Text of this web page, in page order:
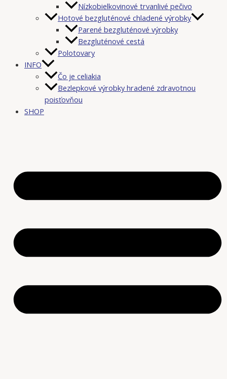
Nízkobielkovinové trvanlivé pečivo
Hotové bezgluténové chladené výrobky
Parené bezgluténové výrobky
Bezgluténové cestá
Polotovary
INFO
Čo je celiakia
Bezlepkové výrobky hradené zdravotnou
poisťovňou
SHOP